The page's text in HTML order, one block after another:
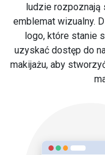
ludzie rozpoznają
emblemat wizualny.
logo, które stanie
uzyskać dostęp do
makijażu, aby